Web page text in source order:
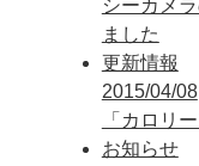
シーカメ
ました
更新情報
2015/04/08
「カロリ
お知らせ